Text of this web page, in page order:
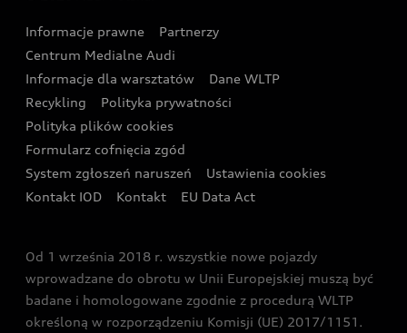
Wyszukaj najbliższego Partnera Audi
Oferta dla przedsiębiorców
Oferta dla klientów prywatnych
Kalkulator rat
Ubezpieczenie
Audi exclusive
Zasięg
Akcje serwisowe Audi
Katalog online akcesoriów
Audi i Muzeum Sztuki Nowoczesnej w Warszawie
Audi driving experience
Audi quattro Cup
Audi i Puchar Świata w Skokach Narciarskich w
Zakopanem
Informacje prawne
Partnerzy
Centrum Medialne Audi
Informacje dla warsztatów
Dane WLTP
Recykling
Polityka prywatności
Polityka plików cookies
Formularz cofnięcia zgód
System zgłoszeń naruszeń
Ustawienia cookies
Kontakt IOD
Kontakt EU Data Act
Od 1 września 2018 r. wszystkie nowe pojazdy
wprowadzane do obrotu w Unii Europejskiej muszą być
badane i homologowane zgodnie z procedurą WLTP
określoną w rozporządzeniu Komisji (UE) 2017/1151.